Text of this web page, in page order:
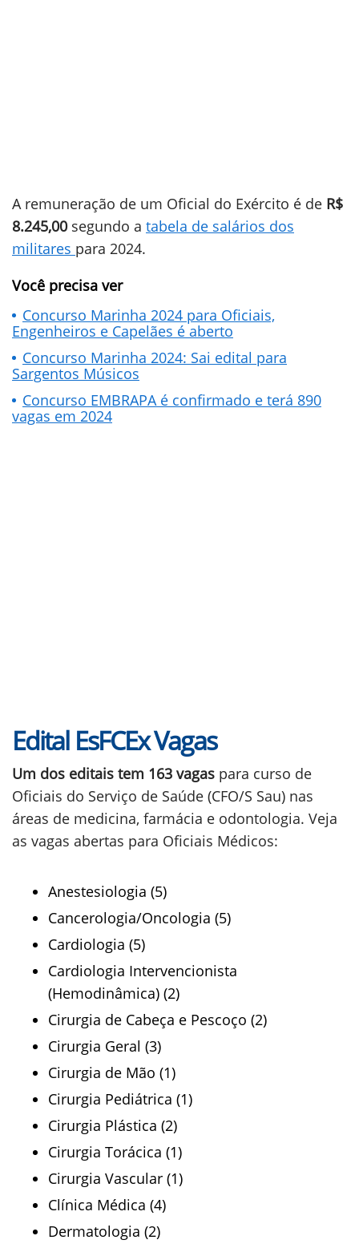
A remuneração de um Oficial do Exército é de R$
8.245,00segundo a tabela de salários dos
militares para 2024.
Você precisa ver
Concurso Marinha 2024 para Oficiais,
Engenheiros e Capelães é aberto
Concurso Marinha 2024: Sai edital para
Sargentos Músicos
Concurso EMBRAPA é confirmado e terá 890
vagas em 2024
Edital EsFCEx Vagas
Um dos editais tem 163 vagas para curso de
Oficiais do Serviço de Saúde (CFO/S Sau) nas
áreas de medicina, farmácia e odontologia. Veja
as vagas abertas para Oficiais Médicos:
Anestesiologia (5)
Cancerologia/Oncologia (5)
Cardiologia (5)
Cardiologia Intervencionista
(Hemodinâmica) (2)
Cirurgia de Cabeça e Pescoço (2)
Cirurgia Geral (3)
Cirurgia de Mão (1)
Cirurgia Pediátrica (1)
Cirurgia Plástica (2)
Cirurgia Torácica (1)
Cirurgia Vascular (1)
Clínica Médica (4)
Dermatologia (2)